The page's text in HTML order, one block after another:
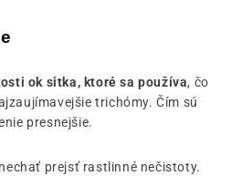
ok sitka, ktoré sa používa, čo
trichómy. Čím sú
presnejšie.
prejsť rastlinné nečistoty.